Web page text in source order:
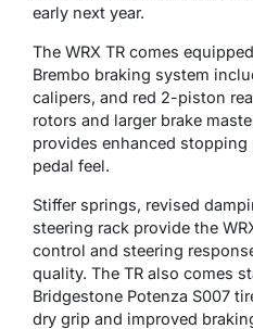
early next year.
The WRX TR comes
Brembo braking system
calipers, and red 2-piston
rotors and larger brake
provides enhanced stopping
pedal feel.
Stiffer springs, revised
steering rack provide the
control and steering
quality. The TR also comes
Bridgestone Potenza S007
dry grip and improved